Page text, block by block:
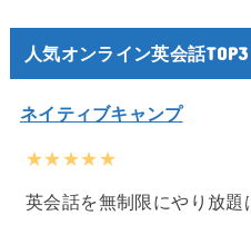
人気オンライン英会話TOP3
ネイティブキャンプ
★★★★★
英会話を無制限にやり放